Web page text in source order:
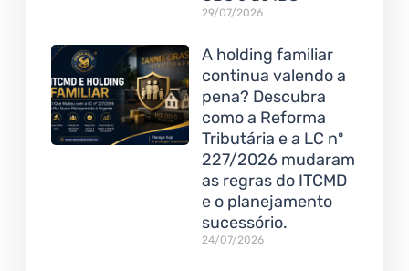
29/07/2026
A holding familiar
continua valendo a
pena? Descubra
como a Reforma
Tributária e a LC nº
227/2026 mudaram
as regras do ITCMD
e o planejamento
sucessório.
24/07/2026